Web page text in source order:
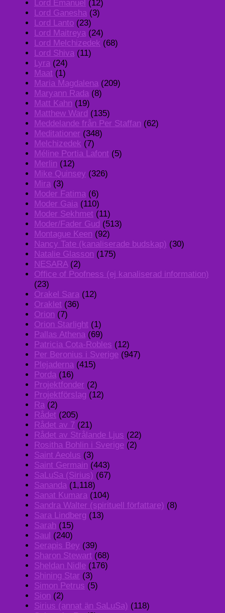
Lord Emanuel (12)
Lord Ganesha (3)
Lord Lanto (23)
Lord Maitreya (24)
Lord Melchizedek (68)
Lord Shiva (11)
Lyra (24)
Maat (1)
Maria Magdalena (209)
Maryann Rada (8)
Matt Kahn (19)
Matthew Ward (135)
Meddelande från Per Staffan (62)
Meditationer (348)
Melchizedek (7)
Méline Portia Lafont (5)
Merlin (12)
Mike Quinsey (326)
Mira (3)
Moder Fatima (6)
Moder Gaia (110)
Moder Sekhmet (11)
Moder/Fader Gud (513)
Montague Keen (92)
Nancy Tate (kanaliserade budskap) (30)
Natalie Glasson (175)
NESARA(2)
Office of Poofness (ej kanaliserad information)
(23)
Orakel Sara (12)
Oraklet (36)
Orion (7)
Orion Starlight (1)
Pallas Athena (69)
Patricia Cota-Robles (12)
Per Beronius i Sverige (947)
Plejaderna (415)
Porda (16)
Projektfonder (2)
Projektförslag (12)
Ra (2)
Rådet (205)
Rådet av 7 (21)
Rådet av Strålande Ljus (22)
Rositha Bohlin i Sverige (2)
Saint Aeolus (3)
Saint Germain (443)
SaLuSa (Sirius) (67)
Sananda (1,118)
Sanat Kumara (104)
Sandra Walter (spirituell författare) (8)
Sara Lindberg (13)
Sarah (15)
Saul (240)
Serapis Bey (39)
Sharon Stewart (68)
Sheldan Nidle (176)
Shining Star (3)
Simon Petrus (5)
Sion (2)
Sirius (annat än SaLuSa) (118)